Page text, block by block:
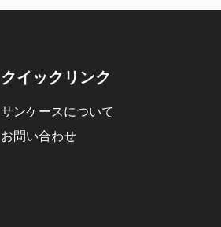
クイックリンク
サンケースについて
お問い合わせ